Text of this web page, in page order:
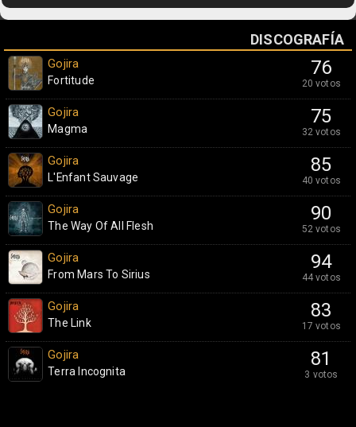
DISCOGRAFÍA
76
20 votos
Gojira
Fortitude
75
32 votos
Gojira
Magma
85
40 votos
Gojira
L'Enfant Sauvage
90
52 votos
Gojira
The Way Of All Flesh
94
44 votos
Gojira
From Mars To Sirius
83
17 votos
Gojira
The Link
81
3 votos
Gojira
Terra Incognita